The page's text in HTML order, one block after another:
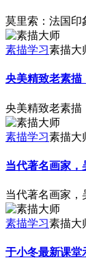
莫里索：法国印
素描学习素描大
央美精致老素描
央美精致老素描
素描学习素描大
当代著名画家，
当代著名画家，
素描学习素描大
于小冬最新课堂